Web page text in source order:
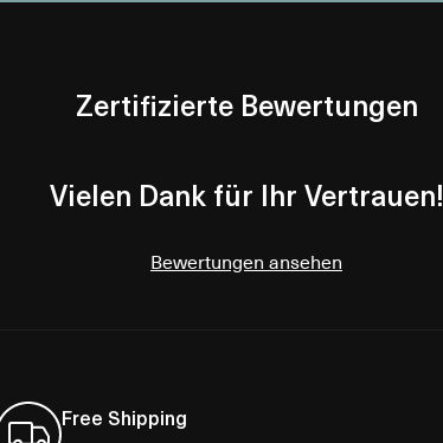
Zertifizierte Bewertungen
Vielen Dank für Ihr Vertrauen!
Bewertungen ansehen
Free Shipping